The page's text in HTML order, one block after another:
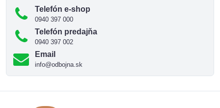
Telefón e-shop
0940 397 000
Telefón predajňa
0940 397 002
Email
info@odbojna.sk